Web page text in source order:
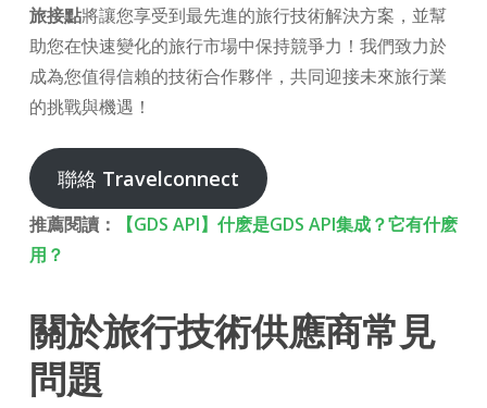
旅接點將讓您享受到最先進的旅行技術解決方案，並幫
助您在快速變化的旅行市場中保持競爭力！我們致力於
成為您值得信賴的技術合作夥伴，共同迎接未來旅行業
的挑戰與機遇！
聯絡 Travelconnect
推薦閱讀：
【GDS API】什麽是GDS API集成？它有什麽
用？
關於旅行技術供應商常見
問題